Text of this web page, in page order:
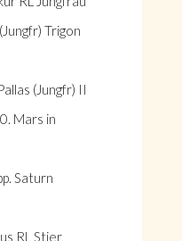
Trigon
(Jungfr) II
Mars in
Saturn
RL Stier